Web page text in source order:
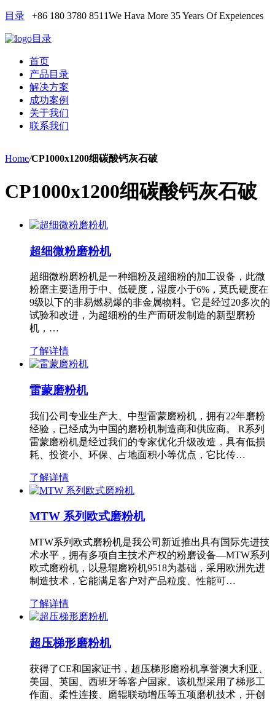
目录 +86 180 3780 8511We Hava More 35 Years Of Expeiences
目录
首页
产品目录
解决方案
成功案例
关于我们
联系我们
Home/CP1000x1200细碳酸钙灰石破
CP1000x1200细碳酸钙灰石破
超细微粉磨粉机
超细微粉磨粉机是一种细粉及超细粉的加工设备，此微
粉磨主要适用于中、低硬度，湿度小于6%，莫氏硬度在
9级以下的非易燃易爆的非金属物料。它是经过20多次的
试验和改进，为超细粉的生产而研发制造的新型磨粉
机，…
了解详情
雷蒙磨粉机
我们公司专业生产大、中型雷蒙磨粉机，拥有22年磨粉
经验，已经成为中国的磨粉机制造商和供应商。 R系列
雷蒙磨粉机是经过我们的专家优化升级改造，具有低损
耗、投资小、环保、占地面积小等优点，它比传…
了解详情
MTW 系列欧式磨粉机
MTW系列欧式磨粉机是我公司新近推出具有国际先进技
术水平，拥有多项自主技术产权的粉磨设备—MTW系列
欧式磨粉机，以悬辊磨粉机9518为基础，采用欧洲先进
制造技术，它能满足客户对产品粒度、性能可…
了解详情
超压梯形磨粉机
获得了CE和国家证书，超压梯形磨粉机享誉澳大利亚、
美国、英国、西班牙等客户国家。该机型采用了梯形工
作面、柔性连接、磨辊联动增压等五项磨机技术，开创